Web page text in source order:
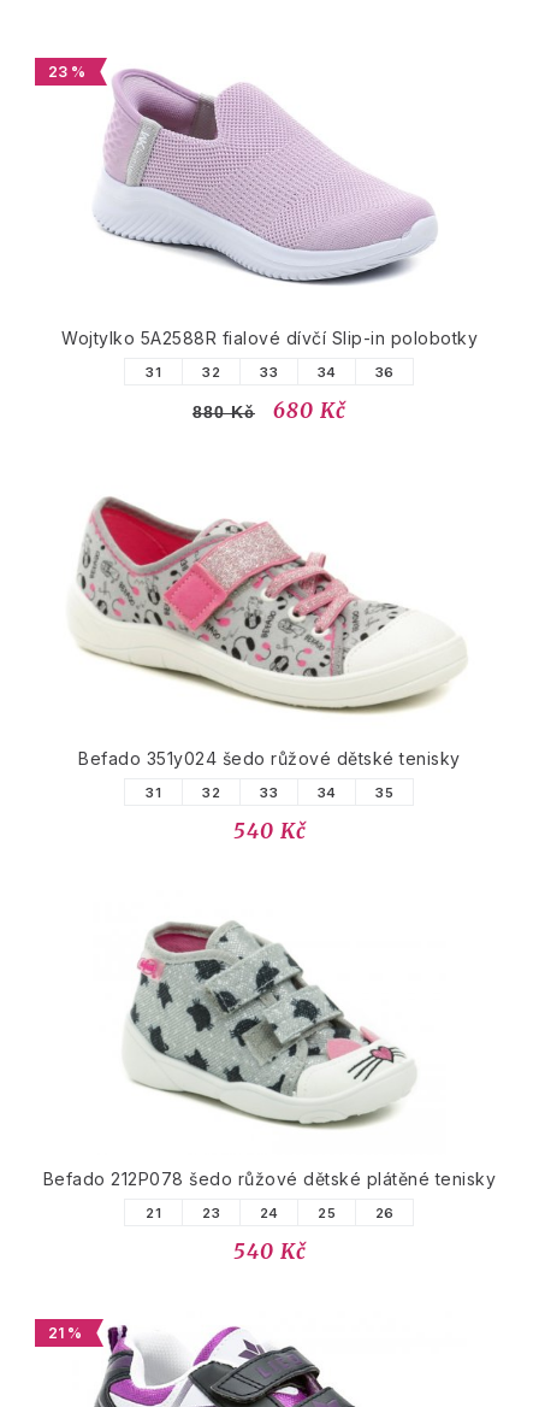
23 %
Wojtylko 5A2588R fialové dívčí Slip-in polobotky
31 32 33 34 36
880 Kč 680 Kč
Befado 351y024 šedo růžové dětské tenisky
31 32 33 34 35
540 Kč
Befado 212P078 šedo růžové dětské plátěné tenisky
21 23 24 25 26
540 Kč
21 %